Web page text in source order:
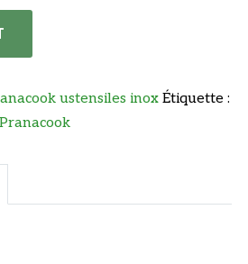
ustensiles inox Étiquette :
Pranacook